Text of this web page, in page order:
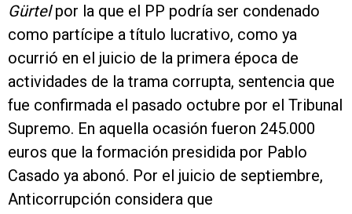
Gürtelpor la que el PP podría ser condenado
como partícipe a título lucrativo, como ya
ocurrió en el juicio de la primera época de
actividades de la trama corrupta, sentencia que
fue confirmada el pasado octubre por el Tribunal
Supremo. En aquella ocasión fueron 245.000
euros que la formación presidida por Pablo
Casado ya abonó. Por el juicio de septiembre,
Anticorrupción considera que